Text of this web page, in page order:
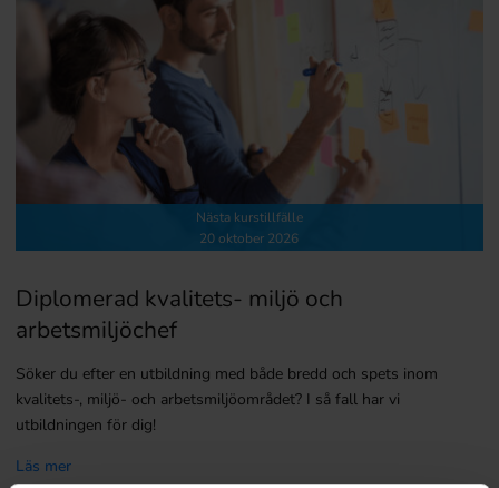
Nästa kurstillfälle
20 oktober 2026
Diplomerad kvalitets- miljö och
arbetsmiljöchef
Söker du efter en utbildning med både bredd och spets inom
kvalitets-, miljö- och arbetsmiljöområdet? I så fall har vi
utbildningen för dig!
Läs mer